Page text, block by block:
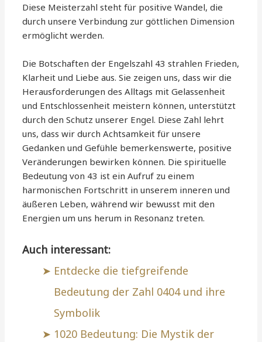
Diese Meisterzahl steht für positive Wandel, die
durch unsere Verbindung zur göttlichen Dimension
ermöglicht werden.
Die Botschaften der Engelszahl 43 strahlen Frieden,
Klarheit und Liebe aus. Sie zeigen uns, dass wir die
Herausforderungen des Alltags mit Gelassenheit
und Entschlossenheit meistern können, unterstützt
durch den Schutz unserer Engel. Diese Zahl lehrt
uns, dass wir durch Achtsamkeit für unsere
Gedanken und Gefühle bemerkenswerte, positive
Veränderungen bewirken können. Die spirituelle
Bedeutung von 43 ist ein Aufruf zu einem
harmonischen Fortschritt in unserem inneren und
äußeren Leben, während wir bewusst mit den
Energien um uns herum in Resonanz treten.
Auch interessant:
Entdecke die tiefgreifende
Bedeutung der Zahl 0404 und ihre
Symbolik
1020 Bedeutung: Die Mystik der